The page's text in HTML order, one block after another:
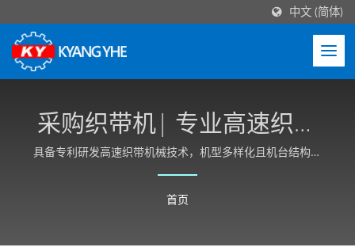
中文 (简体)
采购织带机| 专业高速织带
机械制造商-Kyang Yhe (KY)
具备专利研发高速织带机械技术，机型多样化且机台结构稳
定性高，并可依客户需求客制化。
首页